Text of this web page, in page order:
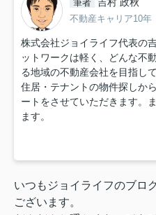
筆者
不動産キャリア10年
株式会社ジョイライフ代表の
ットワークは軽く、どんな不
る地域の不動産会社を目指し
住居・テナントの物件探しか
ートをさせていただきます。
ます。
いつもジョイライフのブロ
ございます。